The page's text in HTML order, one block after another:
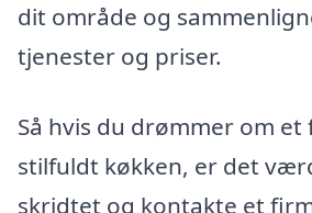
dit område og
tjenester og priser.
Så hvis du drømmer om
stilfuldt køkken, er det
skridtet og kontakte et